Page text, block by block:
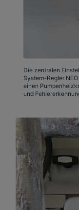
Die zentralen
System-Regler
einen
und